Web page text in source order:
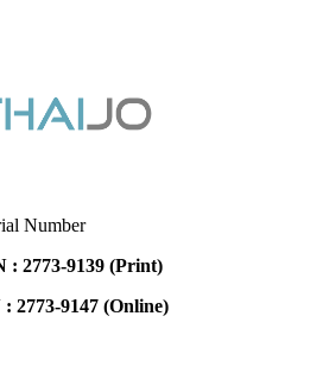
Number
: 2773-9139 (Print)
: 2773-9147 (Online)